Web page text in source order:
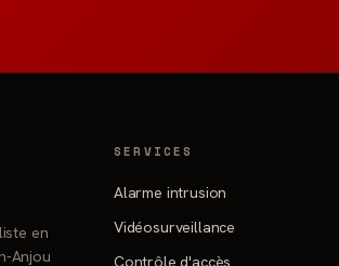
en
Anjou
SERVICES
Alarme intrusion
Vidéosurveillance
Contrôle d'accès